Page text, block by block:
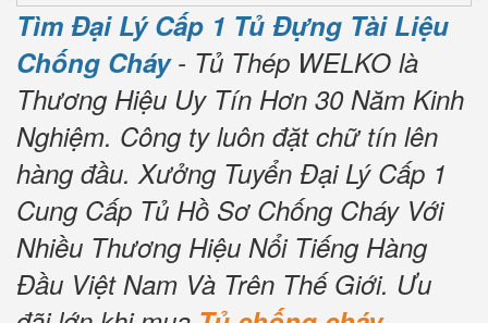
Tìm Đại Lý Cấp 1 Tủ Đựng Tài Liệu
Chống Cháy- Tủ Thép WELKO là
Thương Hiệu Uy Tín Hơn 30 Năm Kinh
Nghiệm. Công ty luôn đặt chữ tín lên
hàng đầu. Xưởng Tuyển Đại Lý Cấp 1
Cung Cấp Tủ Hồ Sơ Chống Cháy Với
Nhiều Thương Hiệu Nổi Tiếng Hàng
Đầu Việt Nam Và Trên Thế Giới. Ưu